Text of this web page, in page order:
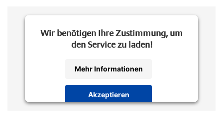
Wir benötigen Ihre Zustimmung, um
den Service zu laden!
Mehr Informationen
Akzeptieren